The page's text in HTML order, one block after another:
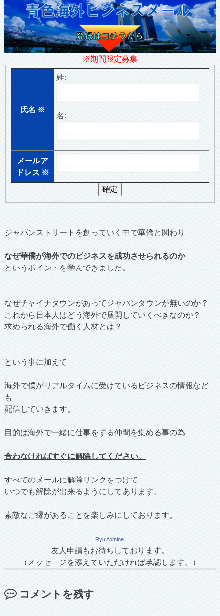
※期間限定募集
氏名 ※
姓:
名:
メールア
ドレス ※
ジャパンストリートを創っていく中で華僑と関わり
なぜ華僑が海外でのビジネスを成功させられるのか
というポイントを学んできました。
なぜチャイナタウンがあってジャパンタウンが無いのか？
これから日本人はどう海外で展開していくべきなのか？
求められる海外で働く人材とは？
という事に加えて
海外で僕がリアルタイムに受けているビジネスの情報など
も
配信していきます。
目的は海外で一緒に仕事をする仲間を集める事の為
合わなければすぐに解除してください。
すべてのメールに解除リンクをつけて
いつでも解除が出来るようにしてあります。
素敵なご縁があることを楽しみにしております。
Ryu Aomine
友人申請もお待ちしております。
（メッセージを添えていただければ承認します。）
コメントを残す